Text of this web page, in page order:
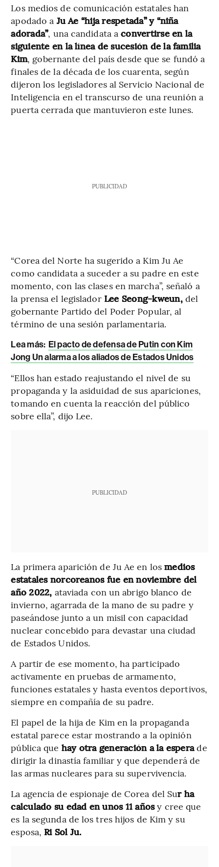
Los medios de comunicación estatales han
apodado a Ju Ae “hija respetada” y “niña
adorada”, una candidata a convertirse en la
siguiente en la línea de sucesión de la familia
Kim, gobernante del país desde que se fundó a
finales de la década de los cuarenta, según
dijeron los legisladores al Servicio Nacional de
Inteligencia en el transcurso de una reunión a
puerta cerrada que mantuvieron este lunes.
PUBLICIDAD
“Corea del Norte ha sugerido a Kim Ju Ae
como candidata a suceder a su padre en este
momento, con las clases en marcha”, señaló a
la prensa el legisladorLee Seong-kweun,del
gobernante Partido del Poder Popular, al
término de una sesión parlamentaria.
Lea más: El pacto de defensa de Putin con Kim
Jong Un alarma a los aliados de Estados Unidos
“Ellos han estado reajustando el nivel de su
propaganda y la asiduidad de sus apariciones,
tomando en cuenta la reacción del público
sobre ella”, dijo Lee.
PUBLICIDAD
La primera aparición de Ju Ae en los medios
estatales norcoreanos fue en noviembre del
año 2022, ataviada con un abrigo blanco de
invierno, agarrada de la mano de su padre y
paseándose junto a un misil con capacidad
nuclear concebido para devastar una ciudad
de Estados Unidos.
A partir de ese momento, ha participado
activamente en pruebas de armamento,
funciones estatales y hasta eventos deportivos,
siempre en compañía de su padre.
El papel de la hija de Kim en la propaganda
estatal parece estar mostrando a la opinión
pública que hay otra generación a la esperade
dirigir la dinastía familiar y que dependerá de
las armas nucleares para su supervivencia.
La agencia de espionaje de Corea del Sur ha
calculado su edad en unos 11 añosy cree que
es la segunda de los tres hijos de Kim y su
esposa, Ri Sol Ju.